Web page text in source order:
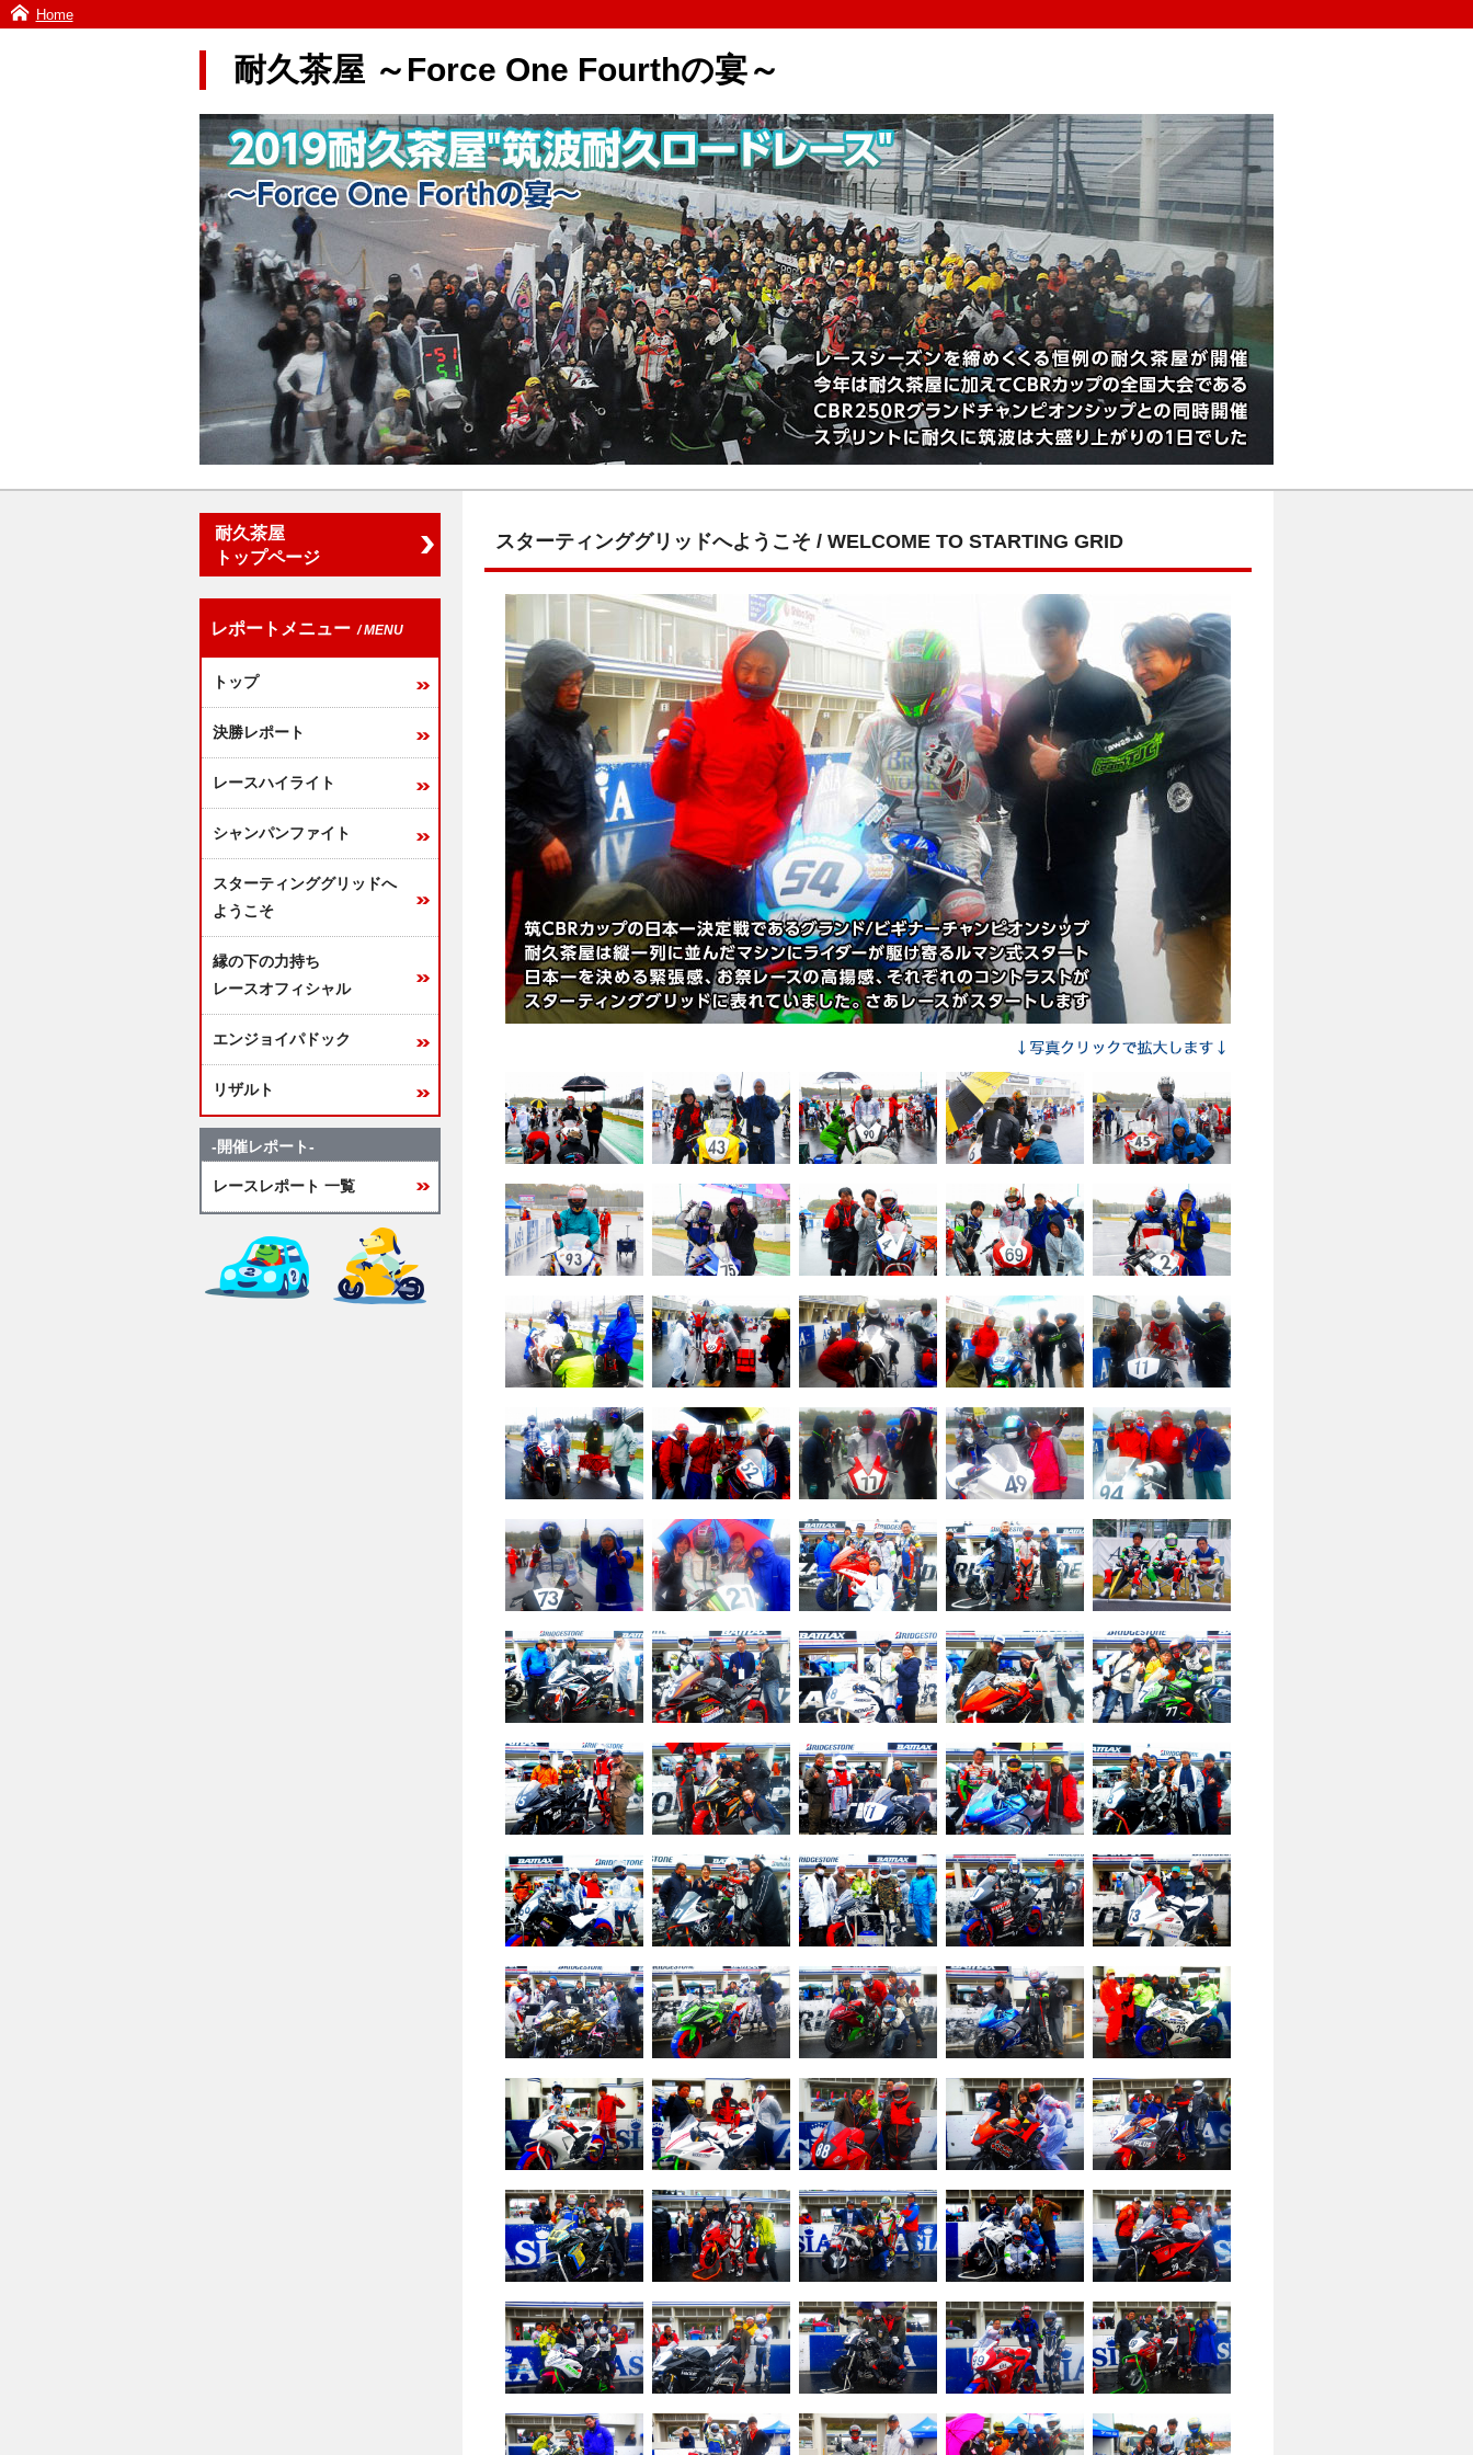
Home
耐久茶屋 ～Force One Fourthの宴～
耐久茶屋
トップページ
レポートメニュー / MENU
トップ
決勝レポート
レースハイライト
シャンパンファイト
スターティンググリッドへ
ようこそ
縁の下の力持ち
レースオフィシャル
エンジョイパドック
リザルト
-開催レポート-
レースレポート 一覧
スターティンググリッドへようこそ / WELCOME TO STARTING GRID